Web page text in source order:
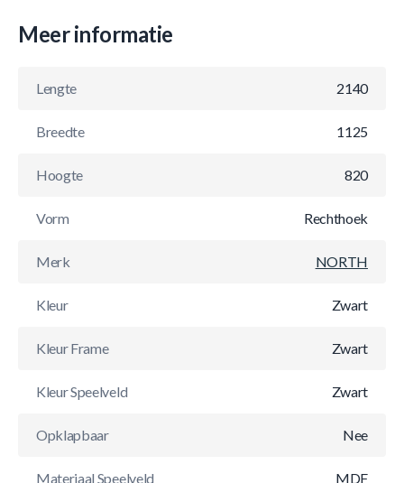
Meer informatie
Lengte 2140
Breedte 1125
Hoogte 820
Vorm Rechthoek
Merk NORTH
Kleur Zwart
Kleur Frame Zwart
Kleur Speelveld Zwart
Opklapbaar Nee
Materiaal Speelveld MDF